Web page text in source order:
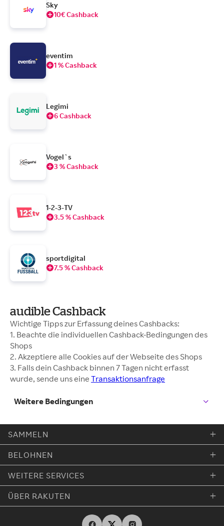
Sky
10€ Cashback
eventim
1 % Cashback
Legimi
6 Cashback
Vogel`s
3 % Cashback
1-2-3-TV
3.5 % Cashback
sportdigital
7.5 % Cashback
audible Cashback
Wichtige Tipps zur Erfassung deines Cashbacks:
1. Beachte die individuellen Cashback-Bedingungen des
Shops
2. Akzeptiere alle Cookies auf der Webseite des Shops
3. Falls dein Cashback binnen 7 Tagen nicht erfasst
wurde, sende uns eine Transaktionsanfrage
Weitere Bedingungen
SAMMELN
BELOHNEN
WEITERE SERVICES
ÜBER RAKUTEN